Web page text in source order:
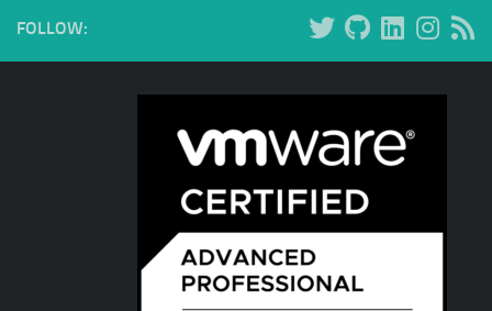
FOLLOW: